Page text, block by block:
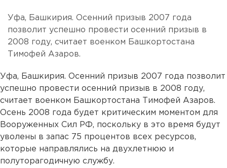
Уфа, Башкирия. Осенний призыв 2007 года
позволит успешно провести осенний призыв в
2008 году, считает военком Башкортостана
Тимофей Азаров.
Уфа, Башкирия. Осенний призыв 2007 года позволит
успешно провести осенний призыв в 2008 году,
считает военком Башкортостана Тимофей Азаров.
Осень 2008 года будет критическим моментом для
Вооруженных Сил РФ, поскольку в это время будут
уволены в запас 75 процентов всех ресурсов,
которые направлялись на двухлетнюю и
полуторагодичную службу.